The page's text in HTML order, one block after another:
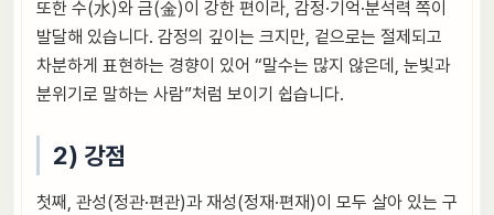
또한 수(水)와 금(金)이 강한 편이라, 감정·기억·분석력 쪽이
발달해 있습니다. 감정의 깊이는 크지만, 겉으로는 절제되고
차분하게 표현하는 경향이 있어 “말수는 많지 않은데, 눈빛과
분위기로 말하는 사람”처럼 보이기 쉽습니다.
2) 강점
첫째, 관성(정관·편관)과 재성(정재·편재)이 모두 살아 있는 구